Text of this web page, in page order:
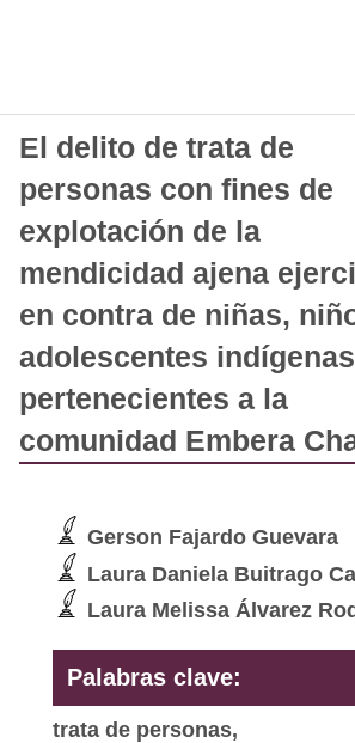
El delito de trata de
personas con fines de
explotación de la
mendicidad ajena
en contra de niñas,
adolescentes indígenas
pertenecientes a la
comunidad Embera
Gerson Fajardo Guevara
Laura Daniela Buitrago
Laura Melissa Álvarez
Palabras clave:
trata de personas,